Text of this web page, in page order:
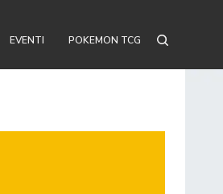
EVENTI POKEMON TCG